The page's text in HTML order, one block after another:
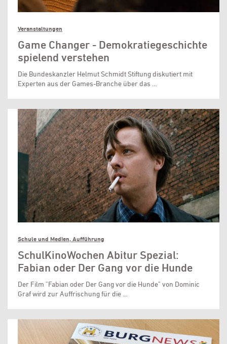
Veranstaltungen
Game Changer - Demokratiegeschichte
spielend verstehen
Die Bundeskanzler Helmut Schmidt Stiftung diskutiert mit
Experten aus der Games-Branche über das …
Schule und Medien, Aufführung
SchulKinoWochen Abitur Spezial:
Fabian oder Der Gang vor die Hunde
Der Film "Fabian oder Der Gang vor die Hunde" von Dominic
Graf wird zur Auffrischung für die …